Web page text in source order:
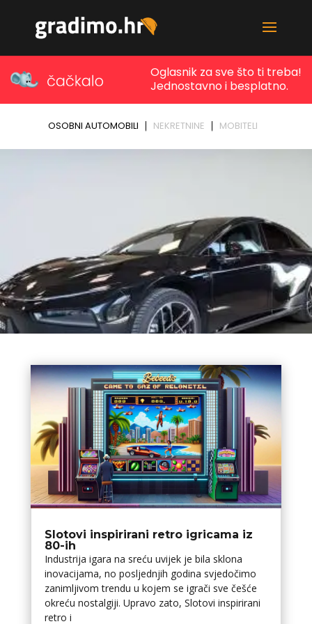
Slotovi inspirirani retro igricama iz
80-ih
Industrija igara na sreću uvijek je bila sklona
inovacijama, no posljednjih godina svjedočimo
zanimljivom trendu u kojem se igrači sve češće
okreću nostalgiji. Upravo zato, Slotovi inspirirani
retro i